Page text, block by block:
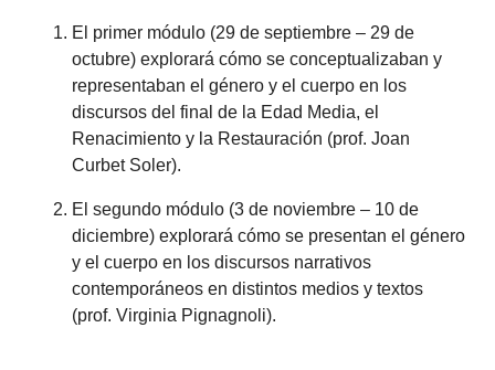
El primer módulo (29 de septiembre – 29 de
octubre) explorará cómo se conceptualizaban y
representaban el género y el cuerpo en los
discursos del final de la Edad Media, el
Renacimiento y la Restauración (prof. Joan
Curbet Soler).
El segundo módulo (3 de noviembre – 10 de
diciembre) explorará cómo se presentan el género
y el cuerpo en los discursos narrativos
contemporáneos en distintos medios y textos
(prof. Virginia Pignagnoli).